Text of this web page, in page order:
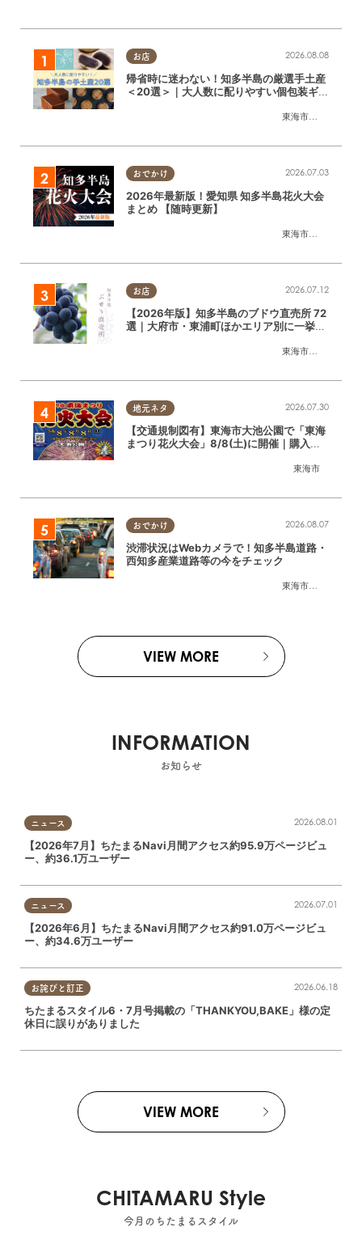
お店
東海市大府市
2026.08.08
帰省時に迷わない！知多半島の厳選手土産
＜20選＞｜大人数に配りやすい個包装ギフ
おでかけ
東海市大府市
2026.07.03
2026年最新版！愛知県 知多半島花火大会
まとめ 【随時更新】
お店
東海市大府市
2026.07.12
【2026年版】知多半島のブドウ直売所 72
選｜大府市・東浦町ほかエリア別に一挙紹
地元ネタ
東海市
2026.07.30
【交通規制図有】東海市大池公園で「東海
まつり花火大会」8/8(土)に開催｜購入方
おでかけ
東海市大府市
2026.08.07
渋滞状況はWebカメラで！知多半島道路・
西知多産業道路等の今をチェック
VIEW MORE
INFORMATION
お知らせ
ニュース 2026.08.01
【2026年7月】ちたまるNavi月間アクセス約95.9万ページビュ
ー、約36.1万ユーザー
ニュース 2026.07.01
【2026年6月】ちたまるNavi月間アクセス約91.0万ページビュ
ー、約34.6万ユーザー
お詫びと訂正 2026.06.18
ちたまるスタイル6・7月号掲載の「THANKYOU,BAKE」様の定
休日に誤りがありました
VIEW MORE
CHITAMARU Style
今月のちたまるスタイル